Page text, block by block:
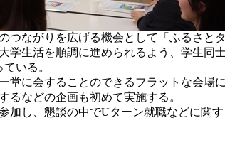
ながりを広げる機会として「ふるさと
生活を順調に進められるよう、学生同
いる。
に会することのできるフラットな会場
るなどの企画も初めて実施する。
し、懇談の中でUターン就職などに関